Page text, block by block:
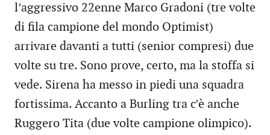
l’aggressivo 22enne Marco Gradoni (tre volte
di fila campione del mondo Optimist)
arrivare davanti a tutti (senior compresi) due
volte su tre. Sono prove, certo, ma la stoffa si
vede. Sirena ha messo in piedi una squadra
fortissima. Accanto a Burling tra c’è anche
Ruggero Tita (due volte campione olimpico).